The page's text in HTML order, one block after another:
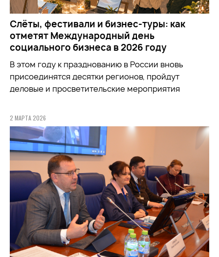
Слёты, фестивали и бизнес-туры: как
отметят Международный день
социального бизнеса в 2026 году
В этом году к празднованию в России вновь
присоединятся десятки регионов, пройдут
деловые и просветительские мероприятия
2 МАРТА 2026